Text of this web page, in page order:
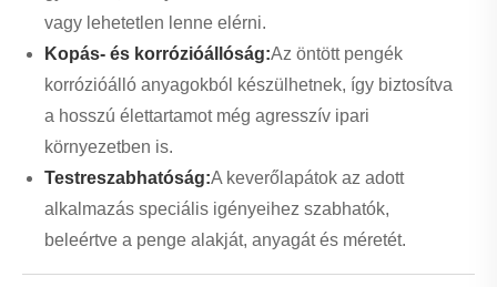
vagy lehetetlen lenne elérni.
Kopás- és korrózióállóság:Az öntött pengék
korrózióálló anyagokból készülhetnek, így biztosítva
a hosszú élettartamot még agresszív ipari
környezetben is.
Testreszabhatóság:A keverőlapátok az adott
alkalmazás speciális igényeihez szabhatók,
beleértve a penge alakját, anyagát és méretét.